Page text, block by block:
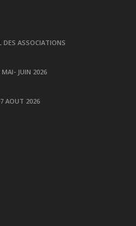
ASSOCIATIONS
JUIN 2026
AOUT 2026